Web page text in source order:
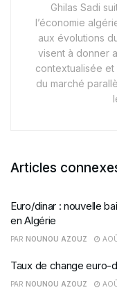
Ghilas Sadi
l’économie
aux évolutions
visent à donner
contextualisée et
du marché
Articles
Euro/dinar : nouvelle
en Algérie
PAR NOUNOU AZOUZ
Taux de change euro-
PAR NOUNOU AZOUZ